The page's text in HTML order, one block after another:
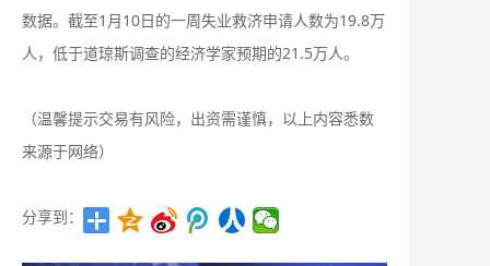
数据。截至1月10日的一周失业救济申请人数为19.8万
人，低于道琼斯调查的经济学家预期的21.5万人。
（温馨提示交易有风险，出资需谨慎，以上内容悉数
来源于网络）
分享到：